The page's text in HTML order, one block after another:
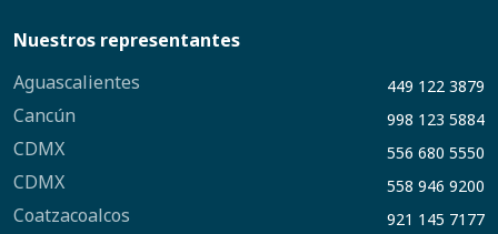
Nuestros representantes
Aguascalientes
449 122 3879
Cancún 998 123 5884
CDMX 556 680 5550
CDMX 558 946 9200
Coatzacoalcos 921 145 7177